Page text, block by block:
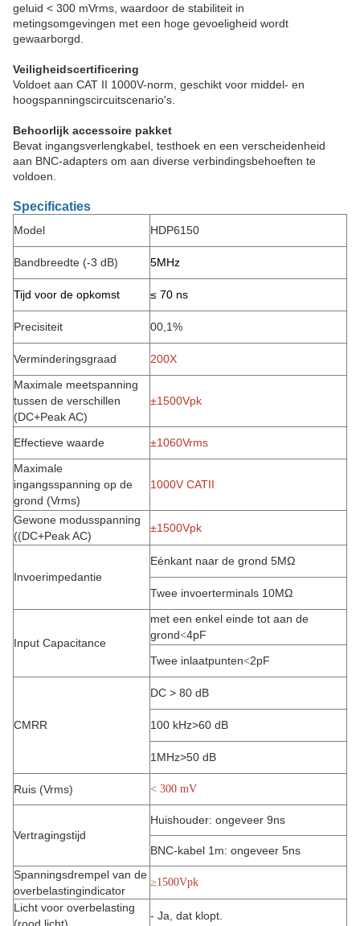
geluid < 300 mVrms, waardoor de stabiliteit in
metingsomgevingen met een hoge gevoeligheid wordt
gewaarborgd.
Veiligheidscertificering
Voldoet aan CAT II 1000V-norm, geschikt voor middel- en
hoogspanningscircuitscenario's.
Behoorlijk accessoire pakket
Bevat ingangsverlengkabel, testhoek en een verscheidenheid
aan BNC-adapters om aan diverse verbindingsbehoeften te
voldoen.
Specificaties
Model HDP6150
Bandbreedte (-3 dB) 5MHz
Tijd voor de opkomst ≤ 70 ns
Precisiteit 00,1%
Verminderingsgraad
200X
Maximale meetspanning
tussen de verschillen
(DC+Peak AC)
±1500Vpk
Effectieve waarde
±1060Vrms
Maximale
ingangsspanning op de
grond (Vrms)
1000V CATII
Gewone modusspanning
((DC+Peak AC)
±1500Vpk
Invoerimpedantie
Eénkant naar de grond 5MΩ
Twee invoerterminals 10MΩ
Input Capacitance
met een enkel einde tot aan de
grond<4pF
Twee inlaatpunten<2pF
CMRR
DC > 80 dB
100 kHz>60 dB
1MHz>50 dB
Ruis (Vrms) < 300 mV
Vertragingstijd
Huishouder: ongeveer 9ns
BNC-kabel 1m: ongeveer 5ns
Spanningsdrempel van de
overbelastingindicator
≥1500Vpk
Licht voor overbelasting
- Ja, dat klopt.